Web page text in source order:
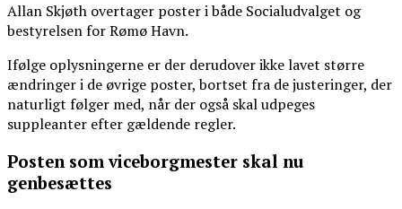
Allan Skjøth overtager poster i både Socialudvalget og
bestyrelsen for Rømø Havn.
Ifølge oplysningerne er der derudover ikke lavet større
ændringer i de øvrige poster, bortset fra de justeringer, der
naturligt følger med, når der også skal udpeges
suppleanter efter gældende regler.
Posten som viceborgmester skal nu
genbesættes